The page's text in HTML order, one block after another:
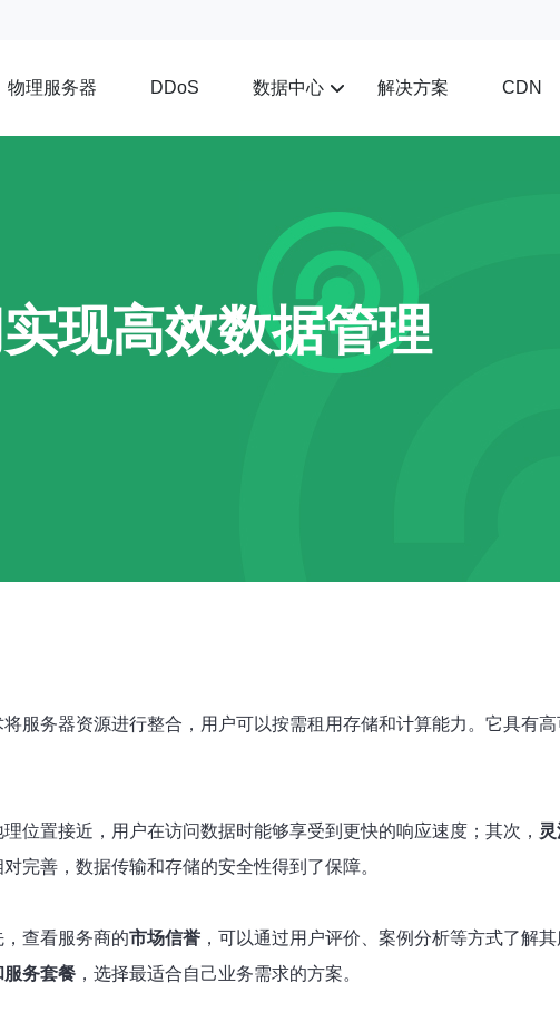
物理服务器 DDoS 数据中心 解决方案 CDN
现高效数据管理
服务器资源进行整合，用户可以按需租用存储和计算能力。它具有
理位置接近，用户在访问数据时能够享受到更快的响应速度；其次，
完善，数据传输和存储的安全性得到了保障。
查看服务商的市场信誉 ，可以通过用户评价、案例分析等方式了解
服务套餐 ，选择最适合自己业务需求的方案。